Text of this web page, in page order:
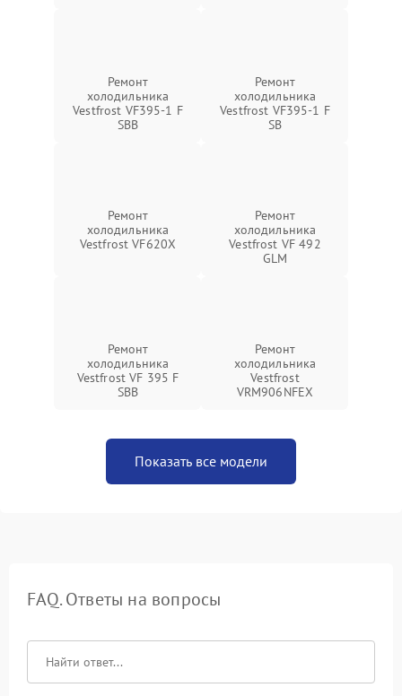
Ремонт
холодильника
Vestfrost VF395-1 F
SBB
Ремонт
холодильника
Vestfrost VF395-1 F
SB
Ремонт
холодильника
Vestfrost VF620X
Ремонт
холодильника
Vestfrost VF 492
GLM
Ремонт
холодильника
Vestfrost VF 395 F
SBB
Ремонт
холодильника
Vestfrost
VRM906NFEX
Показать все модели
FAQ. Ответы на вопросы